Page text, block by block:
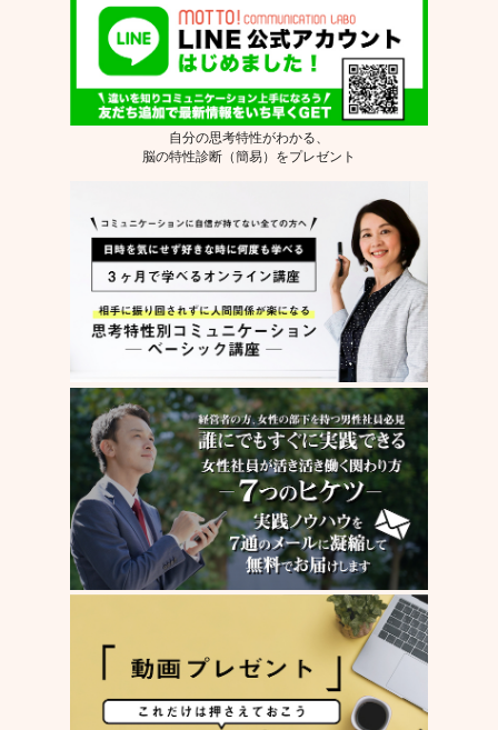
自分の思考特性がわかる、
脳の特性診断（簡易）をプレゼント